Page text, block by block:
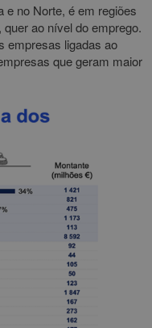
e no Norte, é em regiões
ao nível do emprego.
empresas ligadas ao
que geram maior